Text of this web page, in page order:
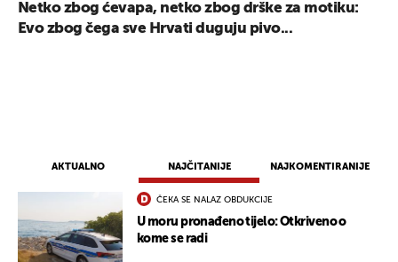
AKTUALNO NAJČITANIJE NAJKOMENTIRANIJE
ČEKA SE NALAZ OBDUKCIJE
U moru pronađeno tijelo: Otkriveno o
kome se radi
Netko zbog ćevapa, netko zbog drške za motiku:
Evo zbog čega sve Hrvati duguju pivo...